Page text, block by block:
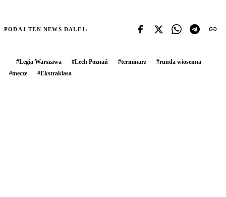
PODAJ TEN NEWS DALEJ:
#Legia Warszawa #Lech Poznań #terminarz #runda wiosenna
#mecze #Ekstraklasa